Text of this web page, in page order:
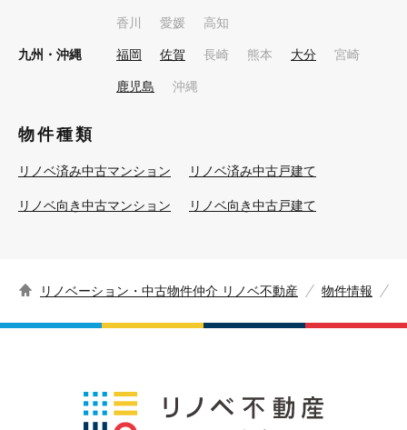
香川 愛媛 高知
九州・沖縄 福岡 佐賀 長崎 熊本 大分 宮崎
鹿児島 沖縄
物件種類
リノベ済み中古マンション リノベ済み中古戸建て
リノベ向き中古マンション リノベ向き中古戸建て
リノベーション・中古物件仲介 リノベ不動産 物件情報